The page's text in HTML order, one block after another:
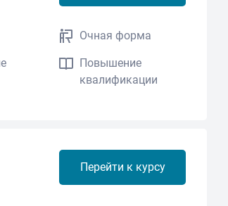
Очная форма
Повышение
квалификации
Перейти к курсу